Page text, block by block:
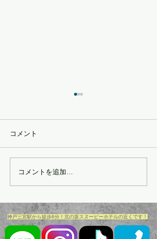
バレンタインキャンペー
ン😍
コメント
コメントを追加…
​神戸三宮駅から徒歩6分！北の坂スヌーピーホテルの近くです！​